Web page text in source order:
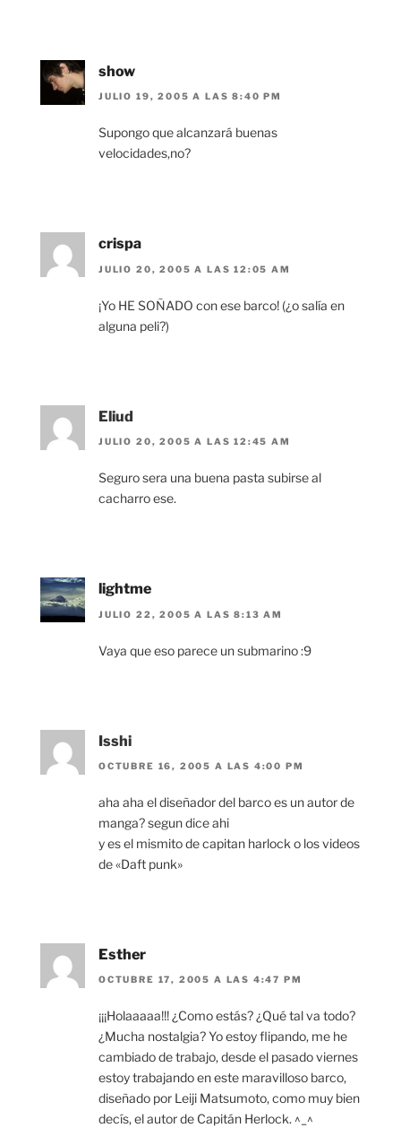
show
JULIO 19, 2005 A LAS 8:40 PM
Supongo que alcanzará buenas
velocidades,no?
crispa
JULIO 20, 2005 A LAS 12:05 AM
¡Yo HE SOÑADO con ese barco! (¿o salía en
alguna peli?)
Eliud
JULIO 20, 2005 A LAS 12:45 AM
Seguro sera una buena pasta subirse al
cacharro ese.
lightme
JULIO 22, 2005 A LAS 8:13 AM
Vaya que eso parece un submarino :9
Isshi
OCTUBRE 16, 2005 A LAS 4:00 PM
aha aha el diseñador del barco es un autor de
manga? segun dice ahi
y es el mismito de capitan harlock o los videos
de «Daft punk»
Esther
OCTUBRE 17, 2005 A LAS 4:47 PM
¡¡¡Holaaaaa!!! ¿Como estás? ¿Qué tal va todo?
¿Mucha nostalgia? Yo estoy flipando, me he
cambiado de trabajo, desde el pasado viernes
estoy trabajando en este maravilloso barco,
diseñado por Leiji Matsumoto, como muy bien
decís, el autor de Capitán Herlock. ^_^